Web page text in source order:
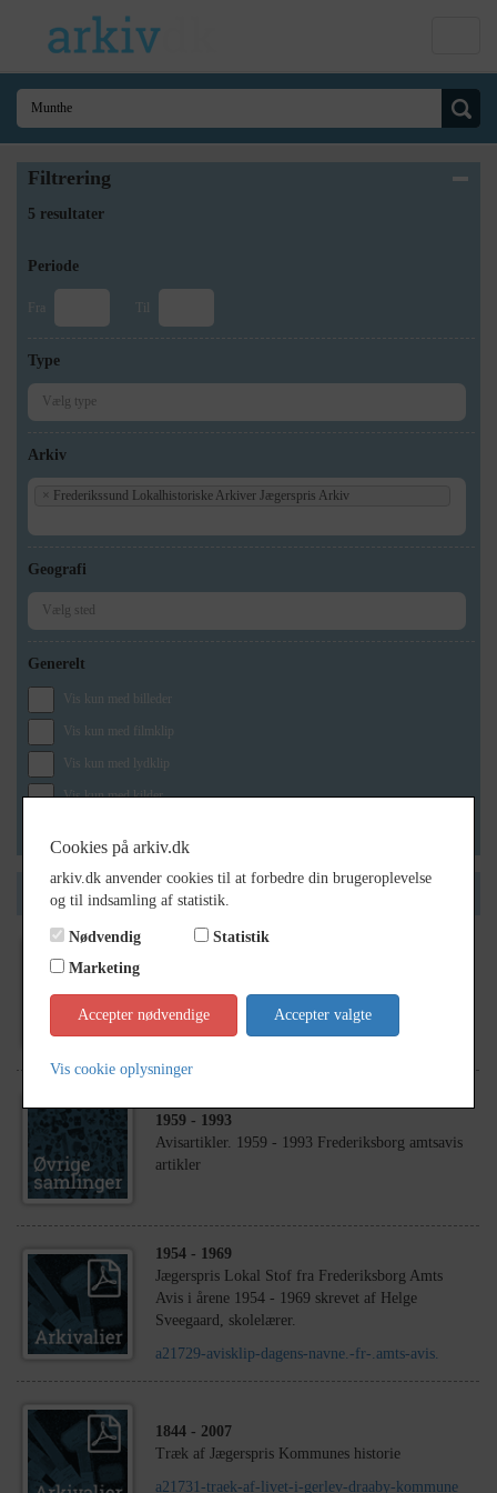
Filtrering
5 resultater
Periode
Fra Til
Type
Arkiv
× Frederikssund Lokalhistoriske Arkiver Jægerspris Arkiv
Geografi
Generelt
Vis kun med billeder
Vis kun med filmklip
Vis kun med lydklip
Vis kun med kilder
Side 1 af 1
Christian og Boline Munthe, Jægerspris
1959 - 1993
Avisartikler. 1959 - 1993 Frederiksborg amtsavis
artikler
1954 - 1969
Jægerspris Lokal Stof fra Frederiksborg Amts
Avis i årene 1954 - 1969 skrevet af Helge
Sveegaard, skolelærer.
a21729-avisklip-dagens-navne.-fr-.amts-avis.
1844 - 2007
Træk af Jægerspris Kommunes historie
a21731-traek-af-livet-i-gerlev-draaby-kommune
Cookies på arkiv.dk
arkiv.dk anvender cookies til at forbedre din brugeroplevelse
og til indsamling af statistik.
Nødvendig
Statistik
Marketing
Accepter nødvendige Accepter valgte
Vis cookie oplysninger